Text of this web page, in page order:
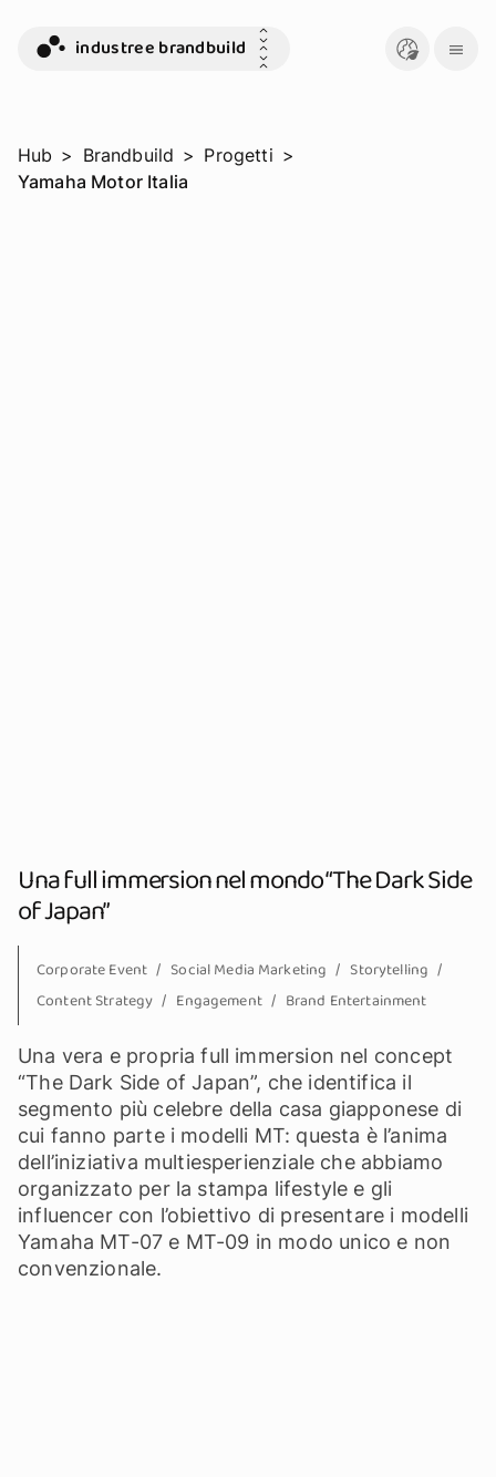
industree brandbuild
Hub > Brandbuild > Progetti >
Yamaha Motor Italia
Una full immersion nel mondo “The Dark Side
of Japan”
Corporate Event Social Media Marketing
Storytelling
Content Strategy
Engagement Brand Entertainment
Una vera e propria full immersion nel concept
“The Dark Side of Japan”, che identifica il
segmento più celebre della casa giapponese di
cui fanno parte i modelli MT: questa è l’anima
dell’iniziativa multiesperienziale che abbiamo
organizzato per la stampa lifestyle e gli
influencer con l’obiettivo di presentare i modelli
Yamaha MT-07 e MT-09 in modo unico e non
convenzionale.